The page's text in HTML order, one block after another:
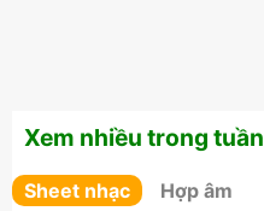
Xem nhiều trong tuần
Sheet nhạc
Hợp âm